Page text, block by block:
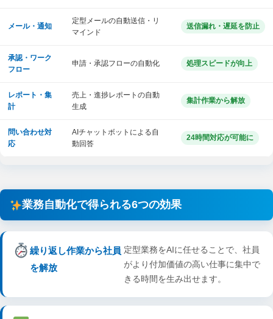
メール・通知
定型メールの自動送信・リ
マインド
送信漏れ・遅延を防止
承認・ワーク
フロー
申請・承認フローの自動化 処理スピードが向上
レポート・集
計
売上・進捗レポートの自動
生成
集計作業から解放
問い合わせ対
応
AIチャットボットによる自
動回答
24時間対応が可能に
業務自動化で得られる6つの効果
繰り返し作業から社員
を解放
定型業務をAIに任せることで、社員
がより付加価値の高い仕事に集中で
きる時間を生み出せます。